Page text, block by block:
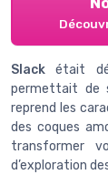
Slack était
permettait de
reprend les
des coques
transformer
d’exploration